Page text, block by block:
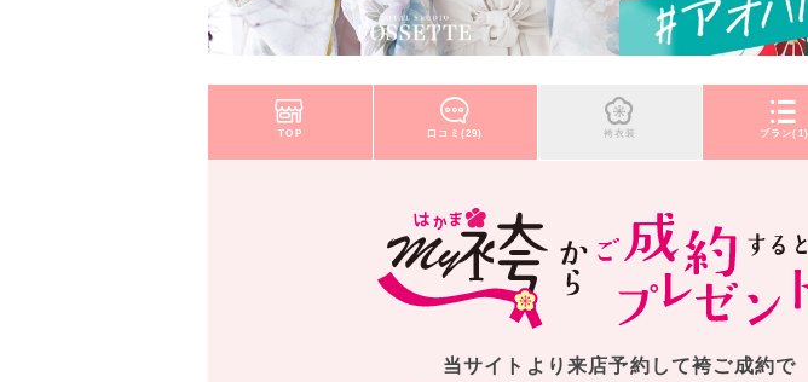
TOP 口コミ(29) 袴衣装 プラン(1)
当サイトより来店予約して袴ご成約で